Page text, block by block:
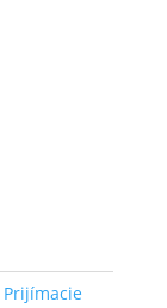
Prijímacie